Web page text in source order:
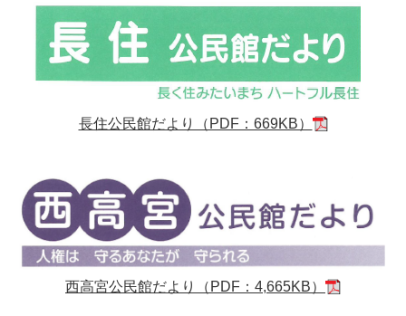
長住公民館だより（PDF：669KB）
西高宮公民館だより（PDF：4,665KB）